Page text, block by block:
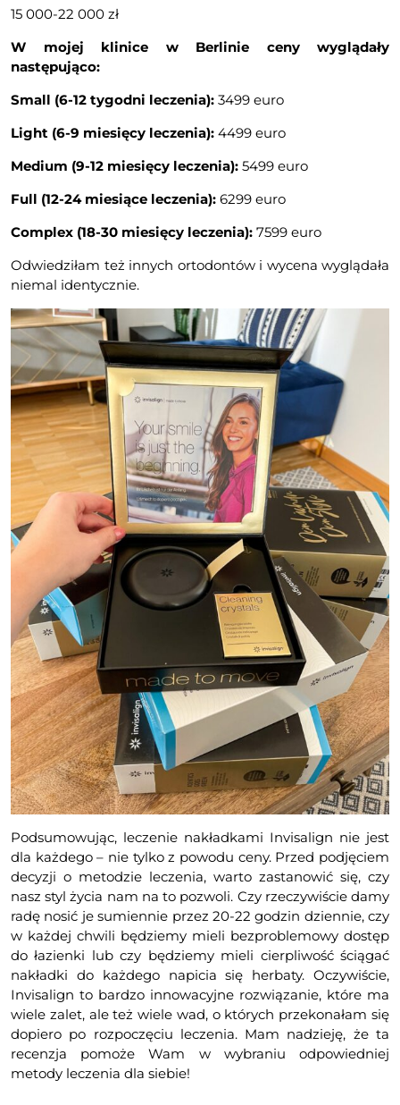
15 000-22 000 zł
W mojej klinice w Berlinie ceny wyglądały
następująco:
Small (6-12 tygodni leczenia): 3499 euro
Light (6-9 miesięcy leczenia): 4499 euro
Medium (9-12 miesięcy leczenia): 5499 euro
Full (12-24 miesiące leczenia): 6299 euro
Complex (18-30 miesięcy leczenia): 7599 euro
Odwiedziłam też innych ortodontów i wycena wyglądała
niemal identycznie.
Podsumowując, leczenie nakładkami Invisalign nie jest
dla każdego – nie tylko z powodu ceny. Przed podjęciem
decyzji o metodzie leczenia, warto zastanowić się, czy
nasz styl życia nam na to pozwoli. Czy rzeczywiście damy
radę nosić je sumiennie przez 20-22 godzin dziennie, czy
w każdej chwili będziemy mieli bezproblemowy dostęp
do łazienki lub czy będziemy mieli cierpliwość ściągać
nakładki do każdego napicia się herbaty. Oczywiście,
Invisalign to bardzo innowacyjne rozwiązanie, które ma
wiele zalet, ale też wiele wad, o których przekonałam się
dopiero po rozpoczęciu leczenia. Mam nadzieję, że ta
recenzja pomoże Wam w wybraniu odpowiedniej
metody leczenia dla siebie!